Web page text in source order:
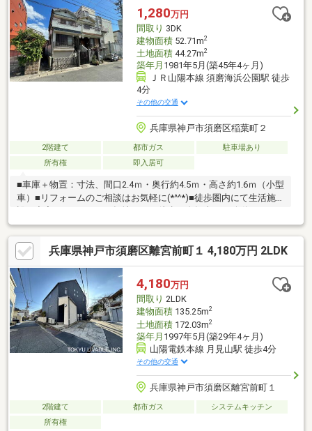
ンロ・レンジフード交換〇洗面化粧台交換〇バルコニー防水工事
および扉交換【2018年】〇外壁塗装・屋根補修工事実施済み
【2013年】〇食器洗い乾燥機交換
1,280万円
間取り 3DK
建物面積52.71m2
土地面積44.27m2
築年月 1981年5月(築45年4ヶ月)
ＪＲ山陽本線 須磨海浜公園駅 徒歩
4分
その他の交通
兵庫県神戸市須磨区稲葉町２
2階建て 都市ガス
駐車場あり
所有権
即入居可
■車庫＋物置：寸法、間口2.4ｍ・奥行約4.5ｍ・高さ約1.6ｍ（小型
車）■リフォームのご相談はお気軽に(*^^*)■徒歩圏内にて生活施
ーズです■2沿線利用可能【ネット・ホームページに掲載されてい
ない物件多数有、お気軽にお問い合わせください】♪ホームページ
他物件掲載中♪お家の売却相談、無料査定しております住宅ローン
でお困りな方は当社へご相談をとりあえずローン相談だけでもし
たい方大歓迎です！
兵庫県神戸市須磨区離宮前町１ 4,180万円 2LDK
4,180万円
間取り 2LDK
建物面積135.25m2
土地面積172.03m2
築年月 1997年5月(築29年4ヶ月)
山陽電鉄本線 月見山駅 徒歩4分
その他の交通
兵庫県神戸市須磨区離宮前町１
2階建て 都市ガス
システムキッチン
所有権